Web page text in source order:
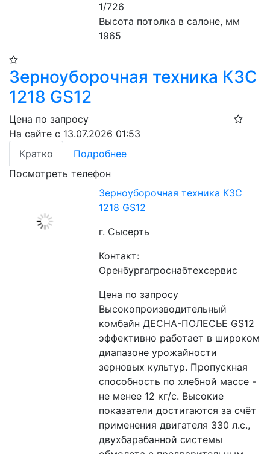
1/726
Высота потолка в салоне, мм
1965
Зерноуборочная техника КЗС
1218 GS12
Цена по запросу
На сайте с 13.07.2026 01:53
Кратко
Подробнее
Посмотреть телефон
Зерноуборочная техника КЗС
1218 GS12
г. Сысерть
Контакт:
Оренбургагроснабтехсервис
Цена по запросу
Высокопроизводительный
комбайн ДЕСНА-ПОЛЕСЬЕ GS12
эффективно работает в широком
диапазоне урожайности
зерновых культур. Пропускная
способность по хлебной массе -
не менее 12 кг/с. Высокие
показатели достигаются за счёт
применения двигателя 330 л.с.,
двухбарабанной системы